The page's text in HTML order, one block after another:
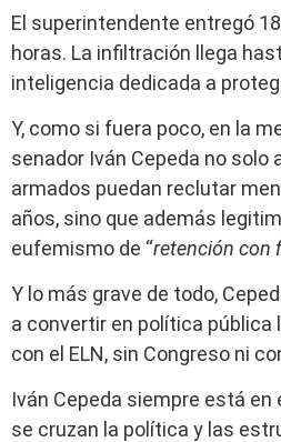
El superintendente entregó
horas. La infiltración llega
inteligencia dedicada a
Y, como si fuera poco, en la
senador Iván Cepeda no solo
armados puedan reclutar
años, sino que además
eufemismo de “retención con
Y lo más grave de todo,
a convertir en política pública
con el ELN, sin Congreso ni
Iván Cepeda siempre está en
se cruzan la política y las